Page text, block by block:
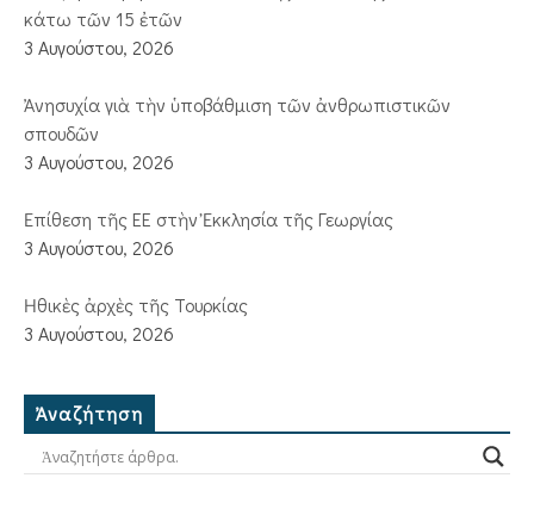
κάτω τῶν 15 ἐτῶν
3 Αυγούστου, 2026
Ἀνησυχία γιὰ τὴν ὑποβάθμιση τῶν ἀνθρωπιστικῶν
σπουδῶν
3 Αυγούστου, 2026
Ἐπίθεση τῆς ΕΕ στὴν Ἐκκλησία τῆς Γεωργίας
3 Αυγούστου, 2026
Ἠθικὲς ἀρχὲς τῆς Τουρκίας
3 Αυγούστου, 2026
Ἀναζήτηση